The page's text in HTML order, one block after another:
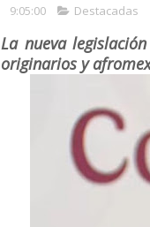
9:05:00 Destacadas
La nueva
originarios y